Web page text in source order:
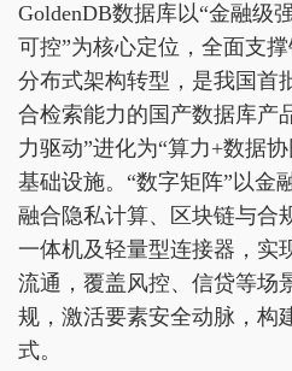
GoldenDB数据库以“金融级
可控”为核心定位，全面支
分布式架构转型，是我国首
合检索能力的国产数据库产
力驱动”进化为“算力+数据
基础设施。“数字矩阵”以金
融合隐私计算、区块链与合
一体机及轻量型连接器，实
流通，覆盖风控、信贷等场
规，激活要素安全动脉，构
式。